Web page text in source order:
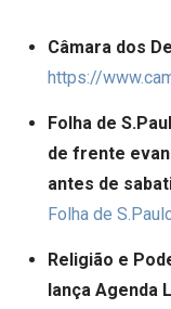
Câmara dos
https://
Folha de
de frente
antes de
Folha de
Religião e
lança Agenda